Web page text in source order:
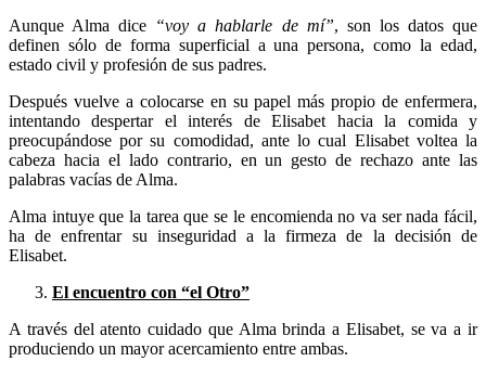
Aunque Alma dice “voy a hablarle de mí”, son los datos que
definen sólo de forma superficial a una persona, como la edad,
estado civil y profesión de sus padres.
Después vuelve a colocarse en su papel más propio de enfermera,
intentando despertar el interés de Elisabet hacia la comida y
preocupándose por su comodidad, ante lo cual Elisabet voltea la
cabeza hacia el lado contrario, en un gesto de rechazo ante las
palabras vacías de Alma.
Alma intuye que la tarea que se le encomienda no va ser nada fácil,
ha de enfrentar su inseguridad a la firmeza de la decisión de
Elisabet.
El encuentro con “el Otro”
A través del atento cuidado que Alma brinda a Elisabet, se va a ir
produciendo un mayor acercamiento entre ambas.